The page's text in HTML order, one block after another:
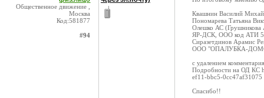
Общественное движение ,
Москва
Код:581877
#94
Квашнин Василий
Пономарева Татьяна
Олешко АС
ЯР-ДСК, ООО код АТИ
Сиразетдинов Арамис
ООО "ОПАЛУБКА-
с удалением
Подробности на ОД КС
ef11-bbc5-0cc47af31075
Спасибо!!